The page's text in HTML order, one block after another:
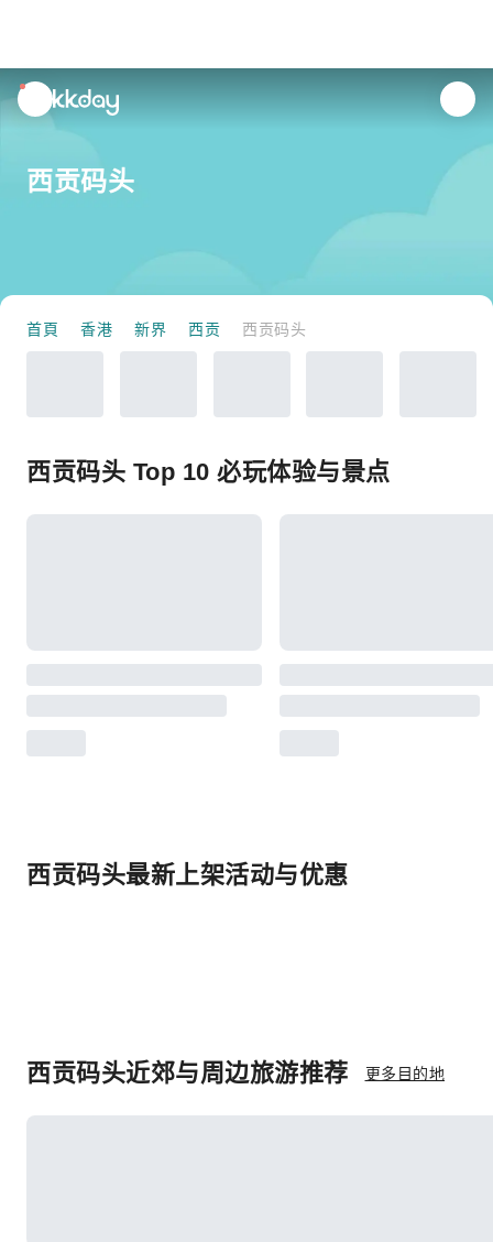
unread
notifications
西贡码头
首頁 香港 新界 西贡 西贡码头
西贡码头 Top 10 必玩体验与景点
西贡码头最新上架活动与优惠
西贡码头近郊与周边旅游推荐 更多目的地